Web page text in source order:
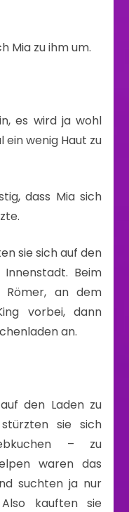
Mia zu ihm um.
es wird ja wohl
ein wenig Haut zu
dass Mia sich
sie sich auf den
Beim
Römer, an dem
vorbei, dann
an.
den Laden zu
sie sich
– zu
waren das
suchten ja nur
kauften sie